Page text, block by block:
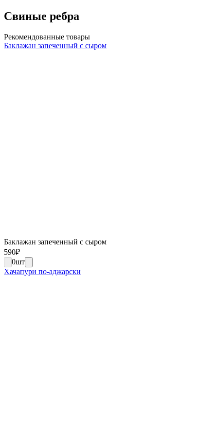
Свиные ребра
Рекомендованные товары
Баклажан запеченный с сыром
Баклажан запеченный с сыром
590₽
0шт
Хачапури по-аджарски